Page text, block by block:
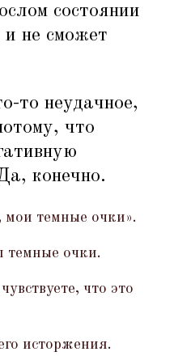
состоянии
и не сможет
то неудачное,
что
конечно.
темные очки».
темные очки.
что это
исторжения.